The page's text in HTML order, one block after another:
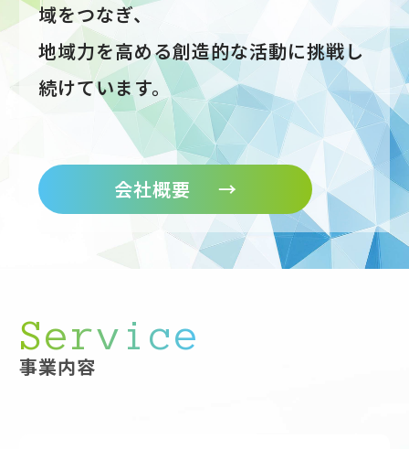
域をつなぎ、
地域力を高める創造的な活動に挑戦し
続けています。
会社概要 →
Service
事業内容